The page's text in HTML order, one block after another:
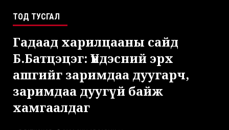
ТОД ТУСГАЛ
Гадаад харилцааны сайд
Б.Батцэцэг: Үндэсний эрх
ашгийг заримдаа дуугарч,
заримдаа дуугүй байж
хамгаалдаг